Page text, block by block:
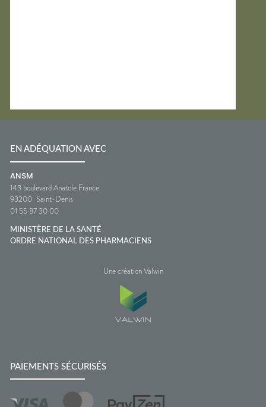
EN ADÉQUATION AVEC
ANSM
143 boulevard Anatole France
93200 Saint-Denis
01 55 87 30 00
MINISTÈRE DE LA SANTÉ
ORDRE NATIONAL DES PHARMACIENS
Une création Valwin
PAIEMENTS SÉCURISÉS